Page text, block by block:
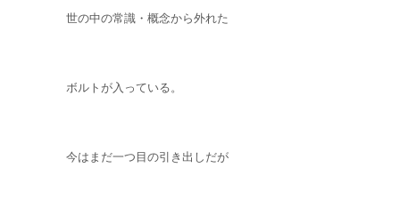
世の中の常識・概念から外れた
ボルトが入っている。
今はまだ一つ目の引き出しだが